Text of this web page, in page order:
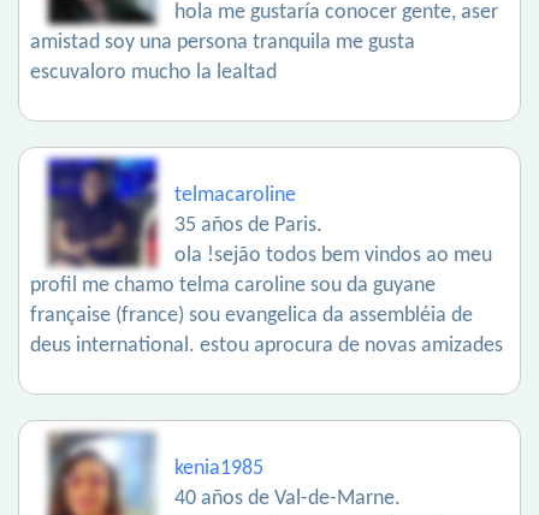
hola me gustaría conocer gente, aser
amistad soy una persona tranquila me gusta
escuvaloro mucho la lealtad
telmacaroline
35 años de Paris.
ola !sejão todos bem vindos ao meu
profil me chamo telma caroline sou da guyane
française (france) sou evangelica da assembléia de
deus international. estou aprocura de novas amizades
kenia1985
40 años de Val-de-Marne.